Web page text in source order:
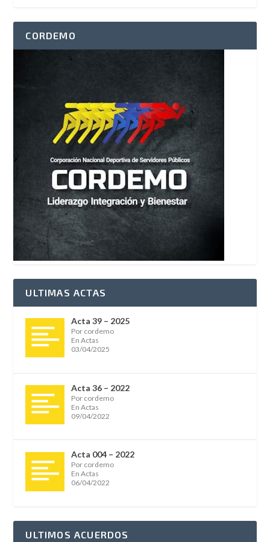
CORDEMO
ULTIMAS ACTAS
Acta 39 – 2025
Por cordemo
En Actas
03/04/2025
Acta 36 – 2022
Por cordemo
En Actas
09/04/2022
Acta 004 – 2022
Por cordemo
En Actas
06/04/2022
ULTIMOS ACUERDOS